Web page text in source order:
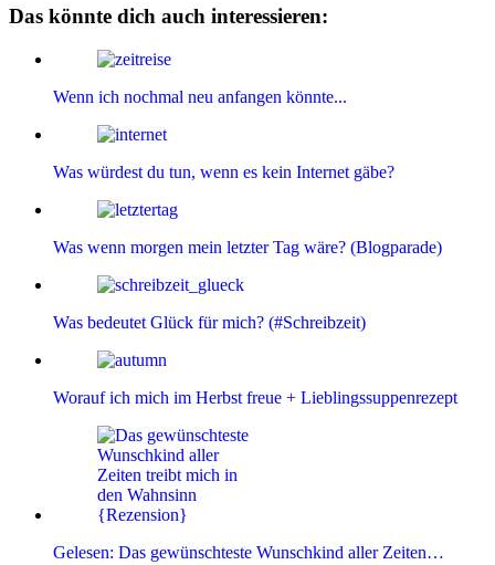
Das könnte dich auch interessieren:
Wenn ich nochmal neu anfangen könnte...
Was würdest du tun, wenn es kein Internet gäbe?
Was wenn morgen mein letzter Tag wäre? (Blogparade)
Was bedeutet Glück für mich? (#Schreibzeit)
Worauf ich mich im Herbst freue + Lieblingssuppenrezept
Gelesen: Das gewünschteste Wunschkind aller Zeiten…